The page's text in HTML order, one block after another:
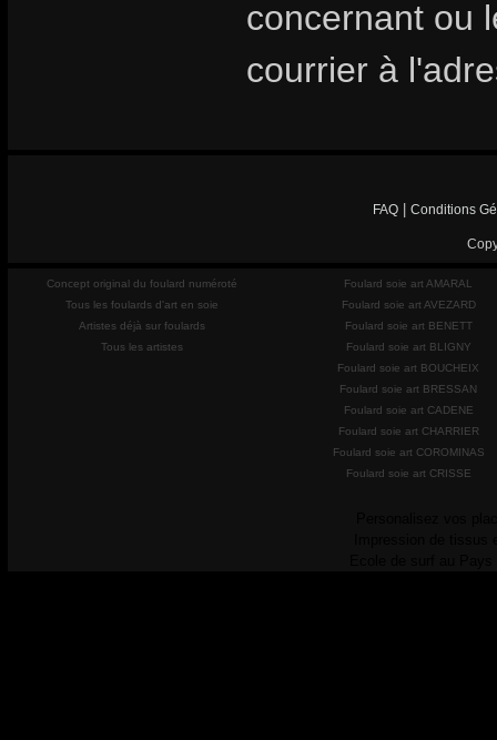
concernant ou
courrier à
FAQ Conditions
Concept original du foulard numéroté
Tous les foulards d'art en soie
Artistes déjà sur foulards
Tous les artistes
Foulard soie art AMARAL
Foulard soie art AVEZARD
Foulard soie art BENETT
Foulard soie art BLIGNY
Foulard soie art BOUCHEIX
Foulard soie art BRESSAN
Foulard soie art CADENE
Foulard soie art CHARRIER
Foulard soie art COROMINAS
Foulard soie art CRISSE